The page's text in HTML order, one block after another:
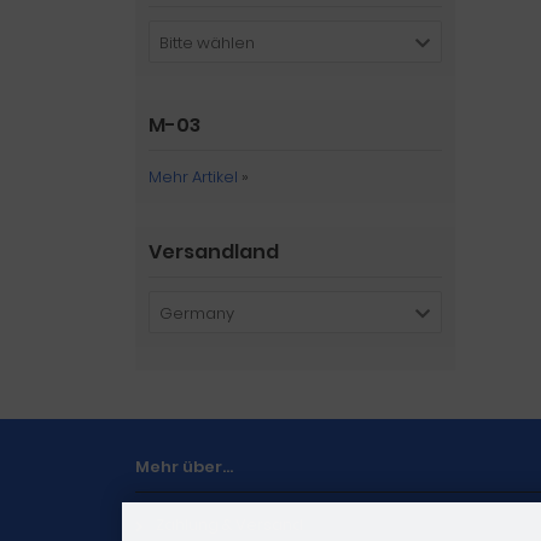
Bitte wählen
M-03
Mehr Artikel »
Versandland
Germany
Mehr über...